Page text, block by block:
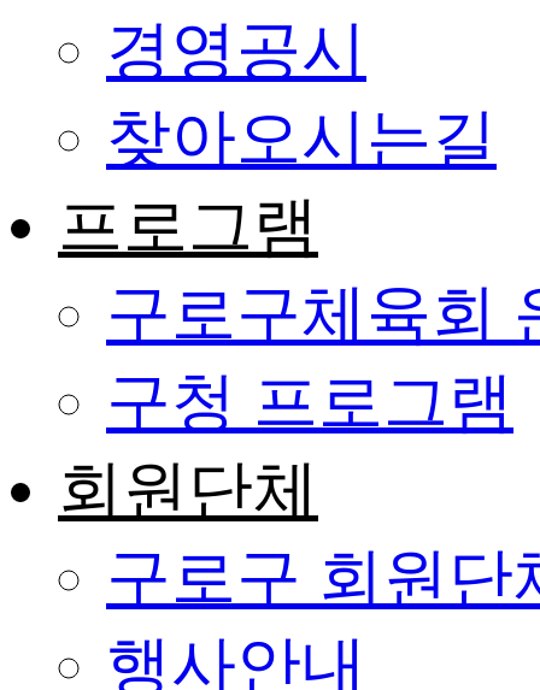
경영공시
찾아오시는길
프로그램
구로구체육회
구청 프로그램
회원단체
구로구 회원단
행사안내